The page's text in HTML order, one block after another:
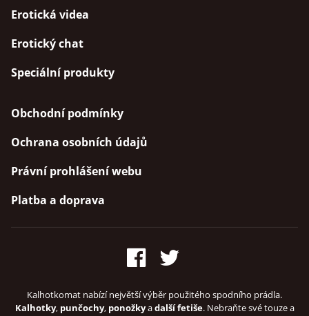
Erotická videa
Erotický chat
Speciální produkty
Obchodní podmínky
Ochrana osobních údajů
Právní prohlášení webu
Platba a doprava
Kalhotkomat nabízí největší výběr použitého spodního prádla.
Kalhotky, punčochy, ponožkyadalší fetiše. Nebraňte své touze a